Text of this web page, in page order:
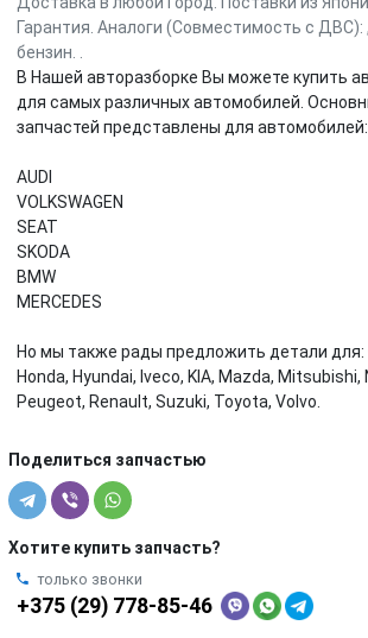
Гарантия. Аналоги (Совместимость с ДВС):
бензин. .
В Нашей авторазборке Вы можете купить
для самых различных автомобилей.
запчастей представлены для автомобилей:
AUDI
VOLKSWAGEN
SEAT
SKODA
BMW
MERCEDES
Но мы также рады предложить детали для:
Honda, Hyundai, Iveco, KIA, Mazda, Mitsubishi,
Peugeot, Renault, Suzuki, Toyota, Volvo.
Поделиться запчастью
Хотите купить запчасть?
только звонки
+375 (29) 778-85-46